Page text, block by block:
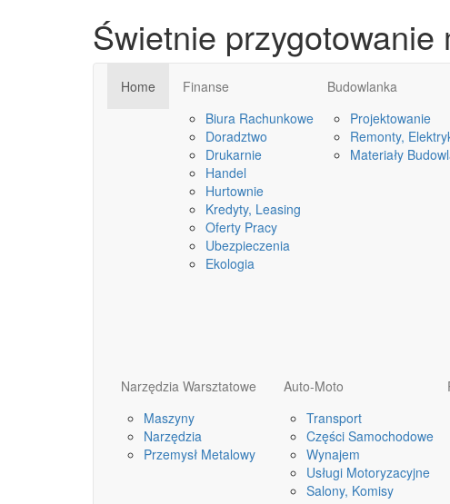
Świetnie
Home
Finanse
Biura Rachunkowe
Doradztwo
Drukarnie
Handel
Hurtownie
Kredyty, Leasing
Oferty Pracy
Ubezpieczenia
Ekologia
Budowlanka
Projektowanie
Remonty,
Materiały
Narzędzia Warsztatowe
Maszyny
Narzędzia
Przemysł Metalowy
Auto-Moto
Transport
Części Samochodowe
Wynajem
Usługi Motoryzacyjne
Salony, Komisy